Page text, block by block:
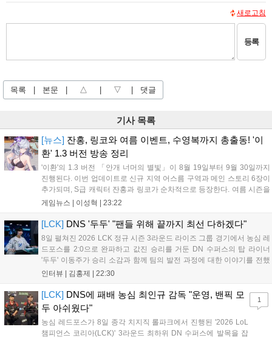
새로고침
등록
목록 본문 △ ▽ 댓글
기사 목록
[뉴스] 잔홍, 링코와 여름 이벤트, 수영복까지 총출동! '이
환' 1.3 버전 방송 정리
'이환'의 1.3 버전 「안개 너머의 별빛」이 8월 19일부터 9월 30일까지
진행된다. 이번 업데이트로 신규 지역 어스름 구역과 메인 스토리 6장이
추가되며, S급 캐릭터 잔홍과 링코가 순차적으로 등장한다. 여름 시즌을
맞아 비치발리볼, 수상 오토바이 등 다채로운 이벤트가 열리고, 캐릭터
가능한 교환 코드 3종이 제공되며, 상세 일정은 공식 채널을 통해 확인할
수 있다....
게임뉴스 | 이성혁 23:22
[LCK] DNS '두두' "팬들 위해 끝까지 최선 다하겠다"
8일 펼쳐진 2026 LCK 정규 시즌 3라운드 라이즈 그룹 경기에서 농심 레
드포스를 2:0으로 완파하고 값진 승리를 거둔 DN 수퍼스의 탑 라이너
'두두' 이동주가 승리 소감과 함께 팀의 발전 과정에 대한 이야기를 전했
다. 먼저 오랜만의 2:0 완승에 대해 '두두'는 "진짜 오랜만에 거둔 2:0 승
인터뷰 | 김홍제 22:30
[LCK] DNS에 패배 농심 최인규 감독 "운영, 밴픽 모
두 아쉬웠다"
농심 레드포스가 8일 종각 치지직 롤파크에서 진행된 '2026 LoL
챔피언스 코리아(LCK)' 3라운드 최하위 DN 수퍼스에 발목을 잡
1